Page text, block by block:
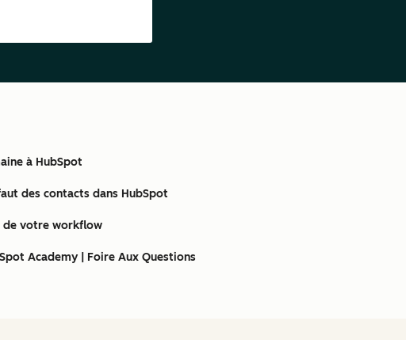
à HubSpot
des contacts dans HubSpot
de votre workflow
Academy | Foire Aux Questions